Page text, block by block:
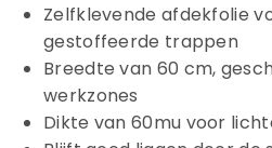
Zelfklevende afdekfolie
gestoffeerde trappen
Breedte van 60 cm,
werkzones
Dikte van 60mu voor